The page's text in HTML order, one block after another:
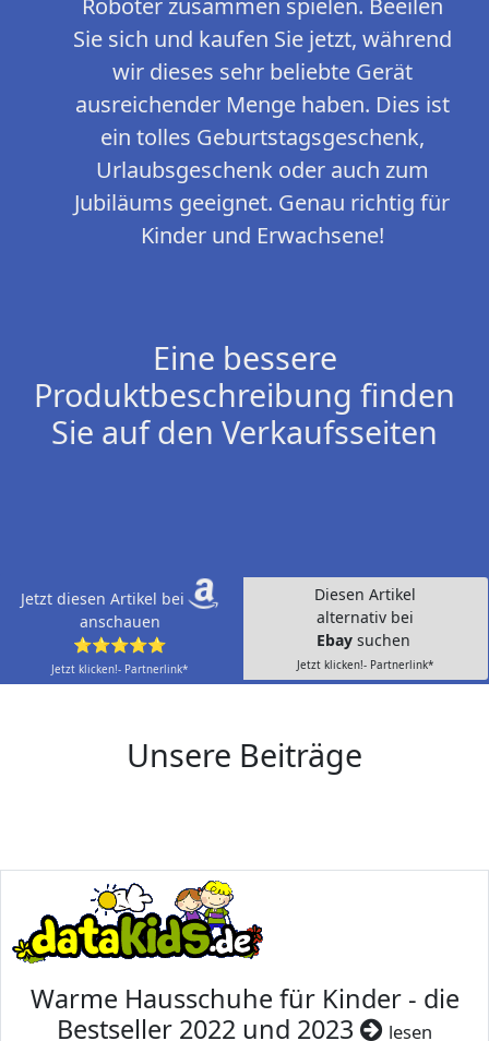
Roboter zusammen spielen. Beeilen
Sie sich und kaufen Sie jetzt, während
wir dieses sehr beliebte Gerät
ausreichender Menge haben. Dies ist
ein tolles Geburtstagsgeschenk,
Urlaubsgeschenk oder auch zum
Jubiläums geeignet. Genau richtig für
Kinder und Erwachsene!
Eine bessere
Produktbeschreibung finden
Sie auf den Verkaufsseiten
Jetzt diesen Artikel bei
anschauen
⭐⭐⭐⭐⭐
Jetzt klicken!- Partnerlink*
Diesen Artikel
alternativ bei
Ebay suchen
Jetzt klicken!- Partnerlink*
Unsere Beiträge
Warme Hausschuhe für Kinder - die
Bestseller 2022 und 2023
lesen